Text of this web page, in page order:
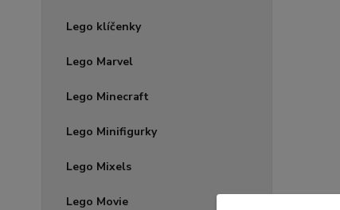
Lego klíčenky
Lego Marvel
Lego Minecraft
Lego Minifigurky
Lego Mixels
Lego Movie